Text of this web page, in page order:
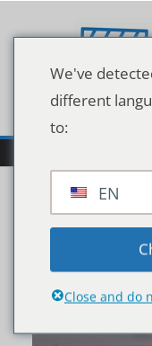
Inhalt
We've
different
to:
EN
Close and do